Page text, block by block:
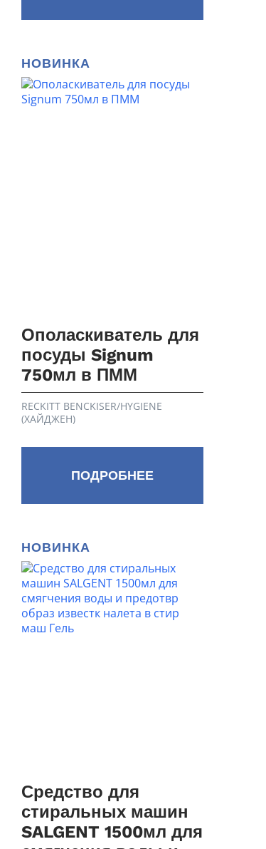
НОВИНКА
Ополаскиватель для
посуды Signum
750мл в ПММ
RECKITT BENCKISER/HYGIENE
(ХАЙДЖЕН)
ПОДРОБНЕЕ
НОВИНКА
Средство для
стиральных машин
SALGENT 1500мл для